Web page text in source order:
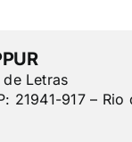
Letras
21941-917 – Rio